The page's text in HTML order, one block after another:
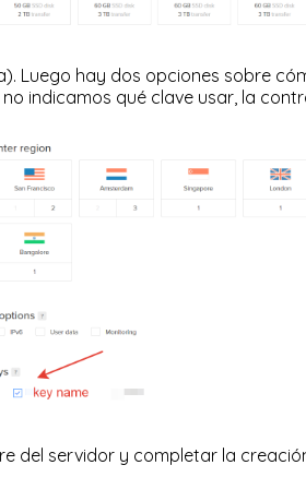
Luego hay dos opciones sobre
indicamos qué clave usar, la
del servidor y completar la